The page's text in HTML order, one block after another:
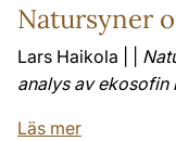
Natursyner
Lars Haikola | |
analys av
Läs mer